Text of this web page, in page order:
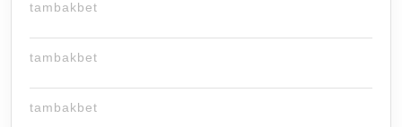
tambakbet
tambakbet
tambakbet